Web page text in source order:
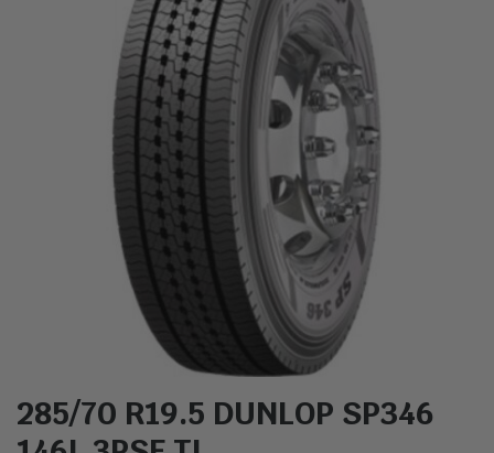
285/70 R19.5 DUNLOP SP346